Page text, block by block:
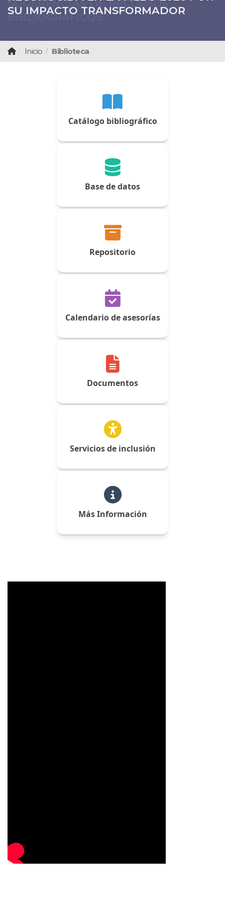
SUGERENCIAS DE RECURSOS
BIBLIOGRÁFICOS
SU IMPACTO TRANSFORMADOR
'UPTODATE'
VÍDEOS CIENTÍFICOS DISPONIBLES
PARA LA...
TRABAJO DE GRADO 2026
UDES CÚCUTA
Inicio Biblioteca
Catálogo bibliográfico
Base de datos
Repositorio
Calendario de asesorías
Documentos
Servicios de inclusión
Más Información